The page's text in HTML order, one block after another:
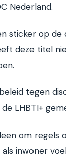
Nederland.
sticker op
deze titel
tegen
LHBTI+
om regels
inwoner